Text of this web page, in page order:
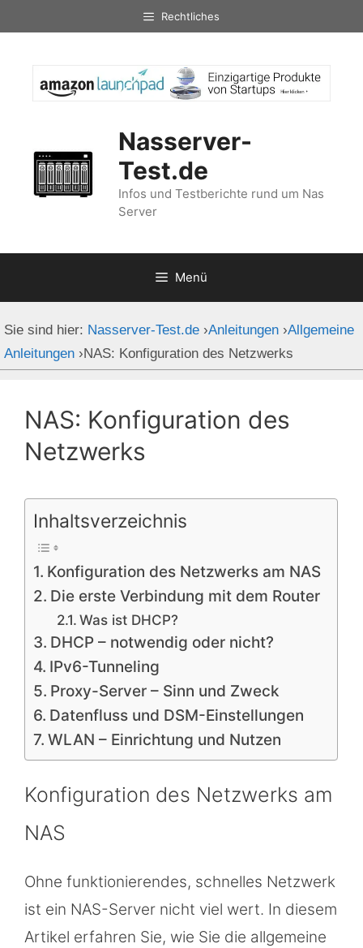
Rechtliches
Nasserver-
Test.de
Infos und Testberichte rund um Nas
Server
Menü
Sie sind hier: Nasserver-Test.de ›Anleitungen ›Allgemeine
Anleitungen ›NAS: Konfiguration des Netzwerks
NAS: Konfiguration des
Netzwerks
Inhaltsverzeichnis
Konfiguration des Netzwerks am NAS
Die erste Verbindung mit dem Router
Was ist DHCP?
DHCP – notwendig oder nicht?
IPv6-Tunneling
Proxy-Server – Sinn und Zweck
Datenfluss und DSM-Einstellungen
WLAN – Einrichtung und Nutzen
Konfiguration des Netzwerks am
NAS
Ohne funktionierendes, schnelles Netzwerk
ist ein NAS-Server nicht viel wert. In diesem
Artikel erfahren Sie, wie Sie die allgemeine